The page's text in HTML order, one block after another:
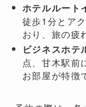
ホテルルート
徒歩1分とア
おり、旅の疲
ビジネスホテ
点、甘木駅前
お部屋が特徴